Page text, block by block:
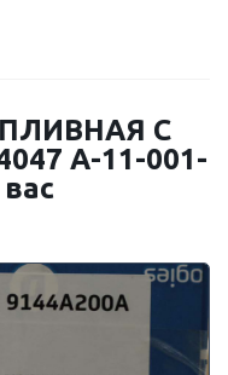
С
А-11-001-